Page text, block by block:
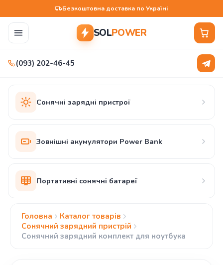
Безкоштовна доставка по Україні
SOLPOWER
(093) 202-46-45
Сонячні зарядні пристрої
Зовнішні акумулятори Power Bank
Портативні сонячні батареї
Головна
Каталог товарів
Сонячний зарядний пристрій
Сонячний зарядний комплект для ноутбука